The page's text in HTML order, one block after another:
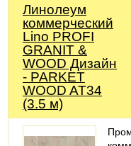
Линолеум
коммерческий
Lino PROFI
GRANIT &
WOOD Дизайн
- PARKET
WOOD AT34
(3.5 м)